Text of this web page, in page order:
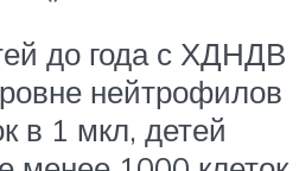
до года с ХДНДВ
нейтрофилов
в 1 мкл, детей